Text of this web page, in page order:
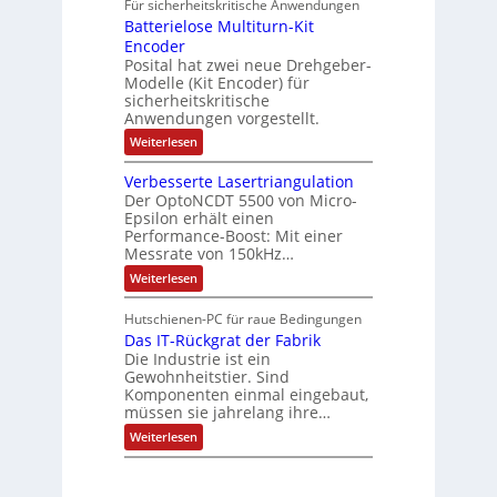
o
g
e
w
ä
h
t
ä
f
t
e
l
e
r
ä
l
t
S
c
h
u
t
z
l
a
c
k
b
e
s
c
i
c
h
t
u
n
g
f
n
s
l
o
s
e
F
a
n
g
s
c
h
a
l
u
n
g
Für sicherheitskritische Anwendungen
Batterielose Multiturn-Kit
Encoder
Posital hat zwei neue Drehgeber-
Modelle (Kit Encoder) für
sicherheitskritische
Anwendungen vorgestellt.
Weiterlesen:
B
t
t
e
r
i
e
l
o
e
M
u
l
t
i
t
u
r
Verbesserte Lasertriangulation
Der OptoNCDT 5500 von Micro-
Epsilon erhält einen
Performance-Boost: Mit einer
Messrate von 150kHz…
Weiterlesen:
V
r
b
e
s
s
e
r
t
e
L
Hutschienen-PC für raue Bedingungen
Das IT-Rückgrat der Fabrik
Die Industrie ist ein
Gewohnheitstier. Sind
Komponenten einmal eingebaut,
müssen sie jahrelang ihre…
Weiterlesen:
D